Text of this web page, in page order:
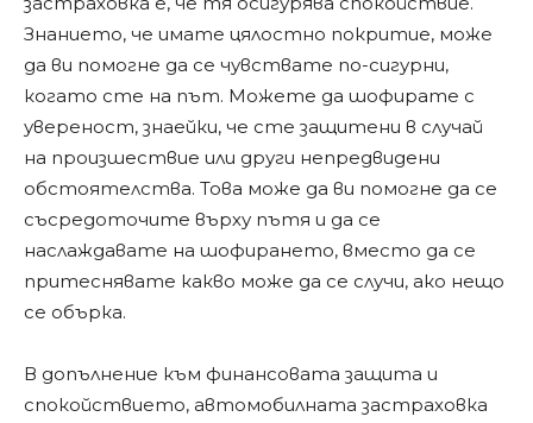
Знанието, че имате цялостно покритие, може
да ви помогне да се чувствате по-сигурни,
когато сте на път. Можете да шофирате с
увереност, знаейки, че сте защитени в случай
на произшествие или други непредвидени
обстоятелства. Това може да ви помогне да се
съсредоточите върху пътя и да се
наслаждавате на шофирането, вместо да се
притеснявате какво може да се случи, ако нещо
се обърка.
В допълнение към финансовата защита и
спокойствието, автомобилната застраховка